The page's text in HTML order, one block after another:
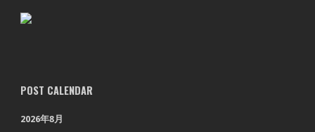
POST CALENDAR
2026年8月